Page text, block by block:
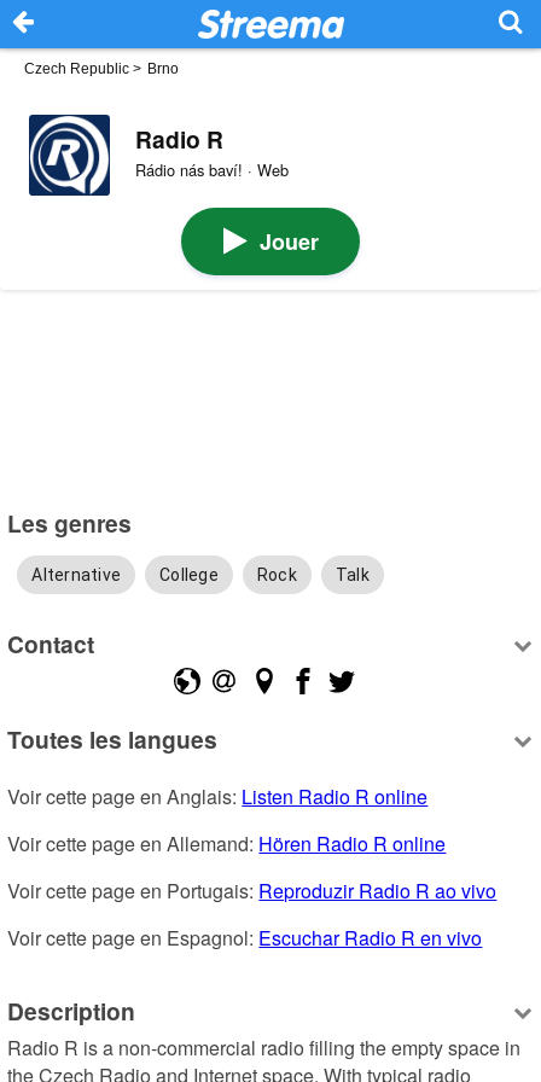
Czech Republic > Brno
Radio R
Rádio nás baví! · Web
Jouer
Les genres
Alternative College Rock Talk
Contact
Toutes les langues
Voir cette page en Anglais: Listen Radio R online
Voir cette page en Allemand: Hören Radio R online
Voir cette page en Portugais: Reproduzir Radio R ao vivo
Voir cette page en Espagnol: Escuchar Radio R en vivo
Description
Radio R is a non-commercial radio filling the empty space in
the Czech Radio and Internet space. With typical radio